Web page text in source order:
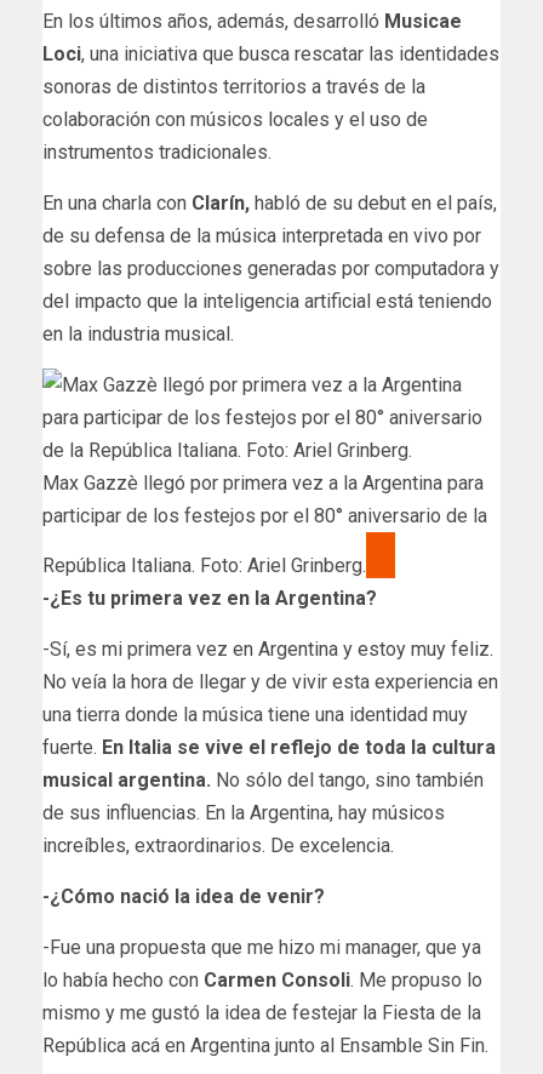
En los últimos años, además, desarrolló Musicae
Loci, una iniciativa que busca rescatar las identidades
sonoras de distintos territorios a través de la
colaboración con músicos locales y el uso de
instrumentos tradicionales.
En una charla con Clarín, habló de su debut en el país,
de su defensa de la música interpretada en vivo por
sobre las producciones generadas por computadora y
del impacto que la inteligencia artificial está teniendo
en la industria musical.
Max Gazzè llegó por primera vez a la Argentina para
participar de los festejos por el 80° aniversario de la
República Italiana. Foto: Ariel Grinberg.
-¿​Es tu primera vez en la Argentina?
-Sí, es mi primera vez en Argentina y estoy muy feliz.
No veía la hora de llegar y de vivir esta experiencia en
una tierra donde la música tiene una identidad muy
fuerte. En Italia se vive el reflejo de toda la cultura
musical argentina. No sólo del tango, sino también
de sus influencias. En la Argentina, hay músicos
increíbles, extraordinarios. De excelencia.
-¿Cómo nació la idea de venir?
-Fue una propuesta que me hizo mi manager, que ya
lo había hecho con Carmen Consoli. Me propuso lo
mismo y me gustó la idea de festejar la Fiesta de la
República acá en Argentina junto al Ensamble Sin Fin.